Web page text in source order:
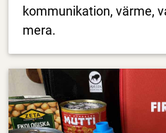
kommunikation, värme,
mera.